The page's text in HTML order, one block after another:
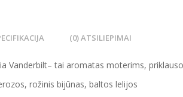
(0) ATSILIEPIMAI
Vanderbilt– tai aromatas moterims,
rožinis bijūnas, baltos lelijos